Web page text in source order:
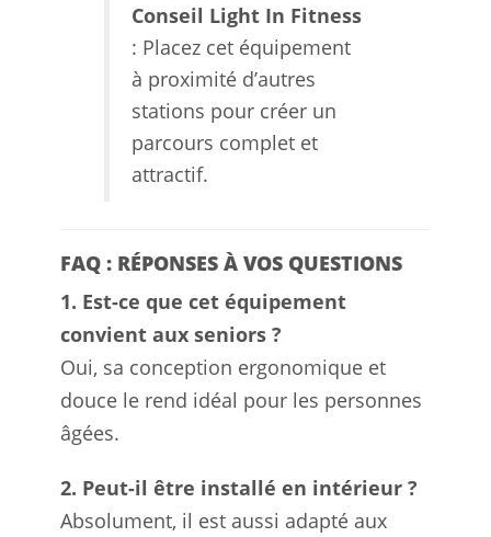
Conseil Light In Fitness
: Placez cet équipement
à proximité d’autres
stations pour créer un
parcours complet et
attractif.
FAQ : RÉPONSES À VOS QUESTIONS
1. Est-ce que cet équipement
convient aux seniors ?
Oui, sa conception ergonomique et
douce le rend idéal pour les personnes
âgées.
2. Peut-il être installé en intérieur ?
Absolument, il est aussi adapté aux